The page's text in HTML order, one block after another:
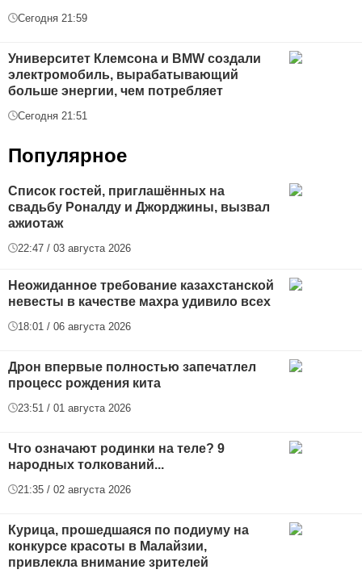
Сегодня 21:59
Университет Клемсона и BMW создали
электромобиль, вырабатывающий
больше энергии, чем потребляет
Сегодня 21:51
Популярное
Список гостей, приглашённых на
свадьбу Роналду и Джорджины, вызвал
ажиотаж
22:47 / 03 августа 2026
Неожиданное требование казахстанской
невесты в качестве махра удивило всех
18:01 / 06 августа 2026
Дрон впервые полностью запечатлел
процесс рождения кита
23:51 / 01 августа 2026
Что означают родинки на теле? 9
народных толкований...
21:35 / 02 августа 2026
Курица, прошедшаяся по подиуму на
конкурсе красоты в Малайзии,
привлекла внимание зрителей